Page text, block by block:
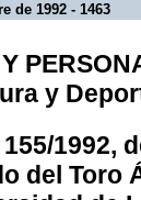
de 1992 - 1463
Y
y
155/1992,
del Toro